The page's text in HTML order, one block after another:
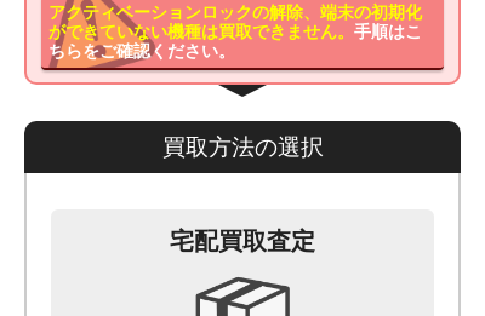
アクティベーションロックの解除、端末の初期化
ができていない機種は買取できません。手順はこ
ちらをご確認ください。
買取方法の選択
宅配買取査定